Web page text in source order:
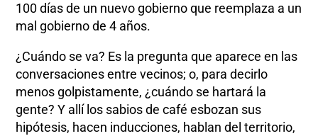
100 días de un nuevo gobierno que reemplaza a un
mal gobierno de 4 años.
¿Cuándo se va? Es la pregunta que aparece en las
conversaciones entre vecinos; o, para decirlo
menos golpistamente, ¿cuándo se hartará la
gente? Y allí los sabios de café esbozan sus
hipótesis, hacen inducciones, hablan del territorio,